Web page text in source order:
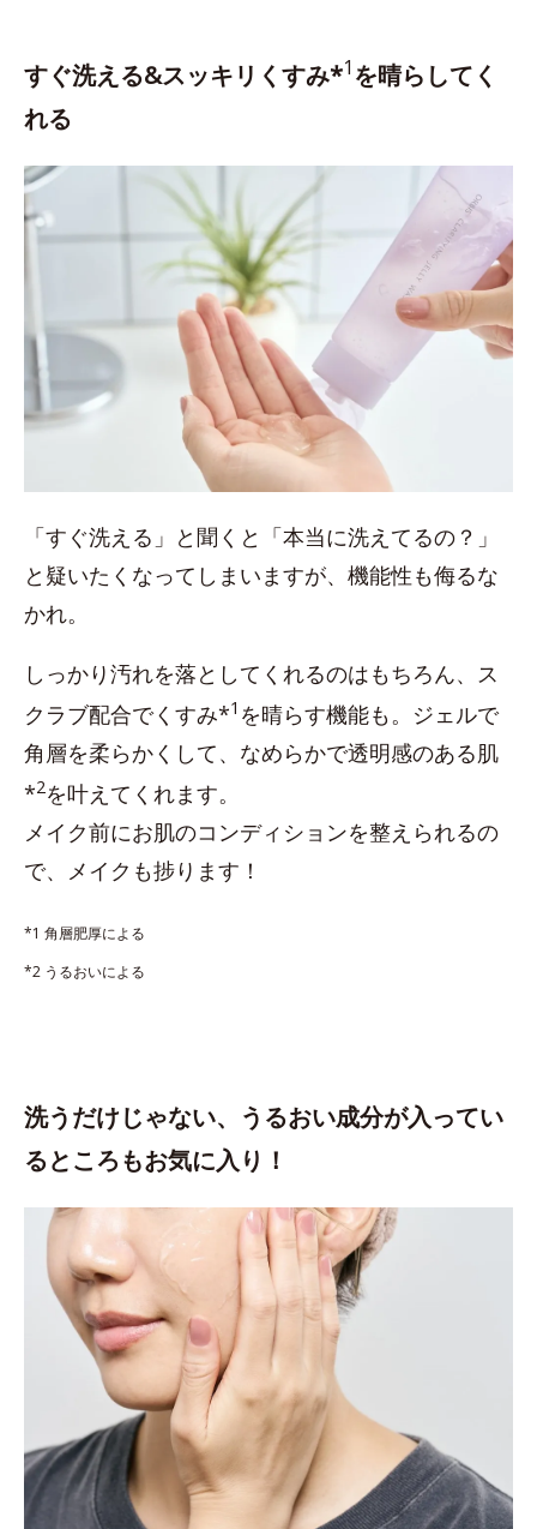
すぐ洗える&スッキリくすみ*1 を晴らしてく
れる
「すぐ洗える」と聞くと「本当に洗えてるの？」
と疑いたくなってしまいますが、機能性も侮るな
かれ。
しっかり汚れを落としてくれるのはもちろん、ス
クラブ配合でくすみ*1 を晴らす機能も。ジェルで
角層を柔らかくして、なめらかで透明感のある肌
*2を叶えてくれます。
メイク前にお肌のコンディションを整えられるの
で、メイクも捗ります！
*1 角層肥厚による
*2 うるおいによる
洗うだけじゃない、うるおい成分が入ってい
るところもお気に入り！